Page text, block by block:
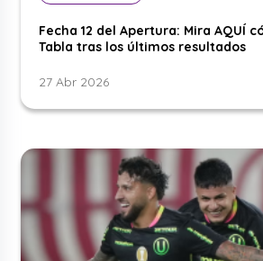
Fecha 12 del Apertura: Mira AQUÍ
Tabla tras los últimos resultados
27 Abr 2026